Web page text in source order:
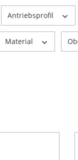
Antriebsprofil
Material